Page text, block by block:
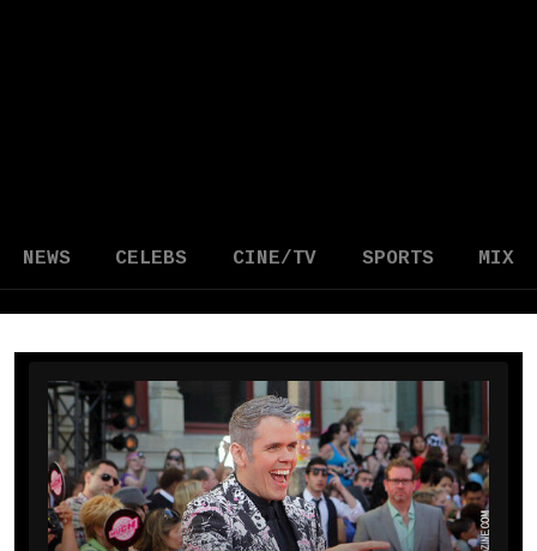
NEWS CELEBS CINE/TV SPORTS MIX